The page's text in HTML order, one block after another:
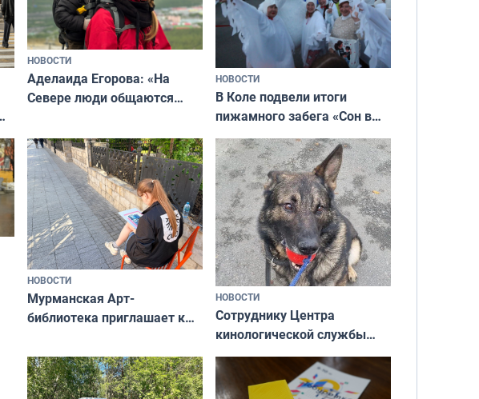
НОВОСТИ
Аделаида Егорова: «На
Севере люди общаются
а потому что
ты им интересен»
НОВОСТИ
В Коле подвели итоги
пижамного забега «Сон в
Олимпийскую ночь»
НОВОСТИ
Мурманская Арт-
библиотека приглашает к
и фотографов
НОВОСТИ
Сотруднику Центра
кинологической службы
ищут новый дом